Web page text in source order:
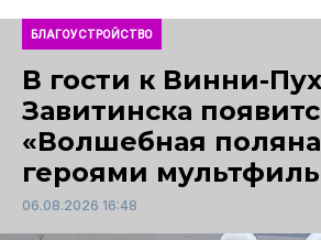
БЛАГОУСТРОЙСТВО
В гости к Винни-
Завитинска
«Волшебная
героями
06.08.2026 16:48